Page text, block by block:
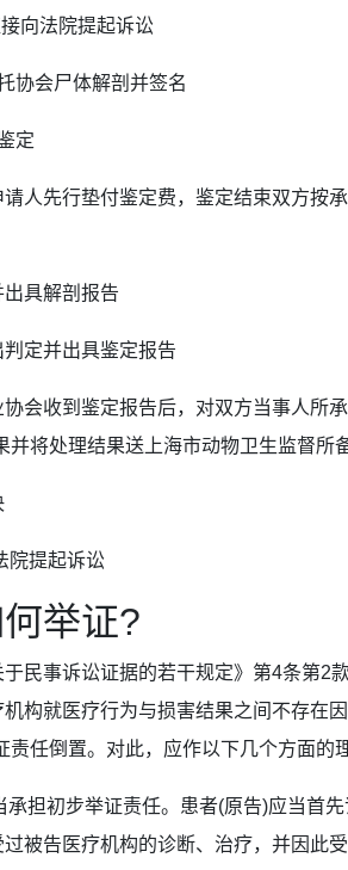
向法院提起诉讼
会尸体解剖并签名
定
先行垫付鉴定费，鉴定结束双方按承
具解剖报告
定并出具鉴定报告
收到鉴定报告后，对双方当事人所承
并将处理结果送上海市动物卫生监督所
提起诉讼
举证?
事诉讼证据的若干规定》第4条第2款
构就医疗行为与损害结果之间不存在
责任倒置。对此，应作以下几个方面的
初步举证责任。患者(原告)应当首先
被告医疗机构的诊断、治疗，并因此